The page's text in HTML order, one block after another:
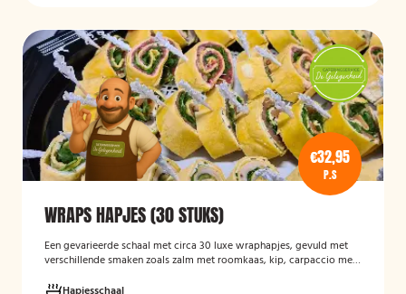
€32,95
P.S
WRAPS HAPJES (30 STUKS)
Een gevarieerde schaal met circa 30 luxe wraphapjes, gevuld met
verschillende smaken zoals zalm met roomkaas, kip, carpaccio met
Ideaal als borrelhapje voor feestjes, recepties of zakelijke